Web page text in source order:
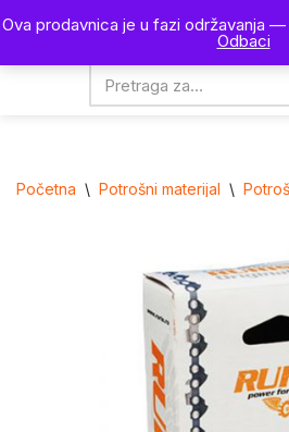
Ova prodavnica je u fazi održavanja
Odbaci
na
0
Početna \ Potrošni materijal \